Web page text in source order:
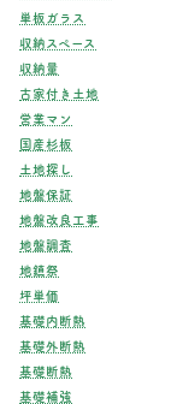
単板ガラス
収納スペース
収納量
古家付き土地
営業マン
国産杉板
土地探し
地盤保証
地盤改良工事
地盤調査
地鎮祭
坪単価
基礎内断熱
基礎外断熱
基礎断熱
基礎補強